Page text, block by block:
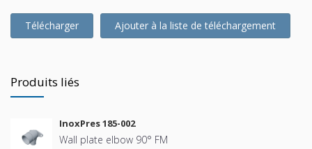
Télécharger Ajouter à la liste de téléchargement
Produits liés
InoxPres 185-002
Wall plate elbow 90° FM